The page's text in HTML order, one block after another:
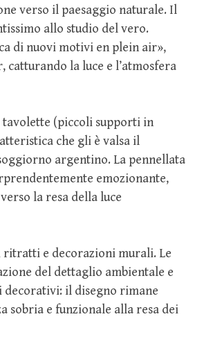
verso il paesaggio naturale. Il
allo studio del vero.
di nuovi motivi en plein air»,
la luce e l’atmosfera
tavolette (piccoli supporti in
che gli è valsa il
argentino. La pennellata
emozionante,
la resa della luce
ritratti e decorazioni murali. Le
del dettaglio ambientale e
decorativi: il disegno rimane
sobria e funzionale alla resa dei